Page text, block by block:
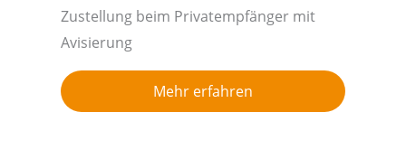
Zustellung beim Privatempfänger mit
Avisierung
Mehr erfahren